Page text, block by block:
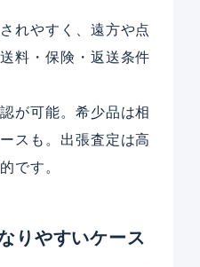
れやすく、遠方や点
料・保険・返送条件
が可能。希少品は相
スも。出張査定は高
です。
りやすいケース